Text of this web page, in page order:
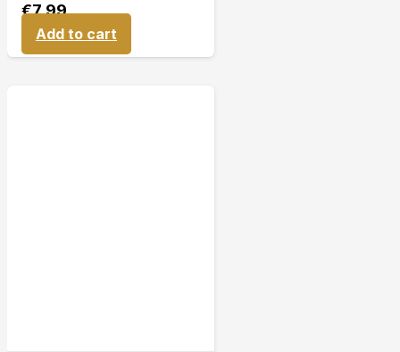
€7,99
Add to cart